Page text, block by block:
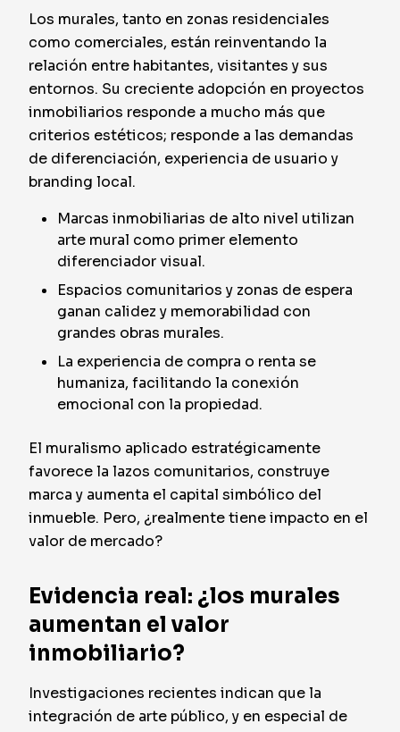
Los murales, tanto en zonas residenciales
como comerciales, están reinventando la
relación entre habitantes, visitantes y sus
entornos. Su creciente adopción en proyectos
inmobiliarios responde a mucho más que
criterios estéticos; responde a las demandas
de diferenciación, experiencia de usuario y
branding local.
Marcas inmobiliarias de alto nivel utilizan
arte mural como primer elemento
diferenciador visual.
Espacios comunitarios y zonas de espera
ganan calidez y memorabilidad con
grandes obras murales.
La experiencia de compra o renta se
humaniza, facilitando la conexión
emocional con la propiedad.
El muralismo aplicado estratégicamente
favorece la lazos comunitarios, construye
marca y aumenta el capital simbólico del
inmueble. Pero, ¿realmente tiene impacto en el
valor de mercado?
Evidencia real: ¿los murales
aumentan el valor
inmobiliario?
Investigaciones recientes indican que la
integración de arte público, y en especial de